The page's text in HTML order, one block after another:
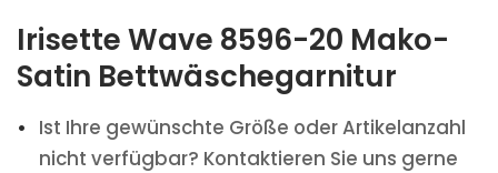
Irisette Wave 8596-20 Mako-
Satin Bettwäschegarnitur
Ist Ihre gewünschte Größe oder Artikelanzahl
nicht verfügbar? Kontaktieren Sie uns gerne